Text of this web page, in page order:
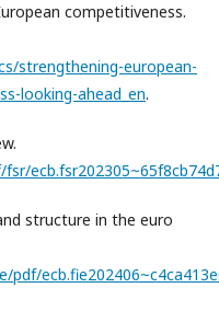
competitiveness.
strengthening-european-
looking-ahead_en.
structure in the euro